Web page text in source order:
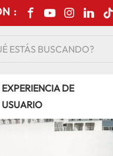
:
EXPERIENCIA DE
USUARIO